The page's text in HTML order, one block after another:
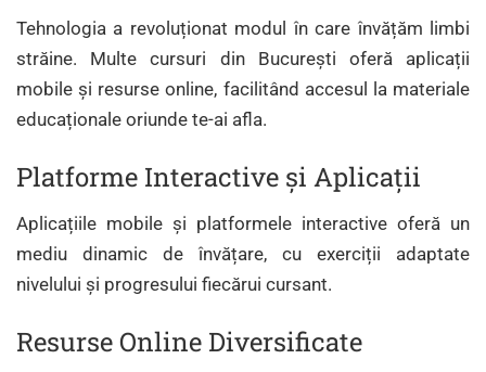
Tehnologia a revoluționat modul în care învățăm limbi
străine. Multe cursuri din București oferă aplicații
mobile și resurse online, facilitând accesul la materiale
educaționale oriunde te-ai afla.
Platforme Interactive și Aplicații
Aplicațiile mobile și platformele interactive oferă un
mediu dinamic de învățare, cu exerciții adaptate
nivelului și progresului fiecărui cursant.
Resurse Online Diversificate